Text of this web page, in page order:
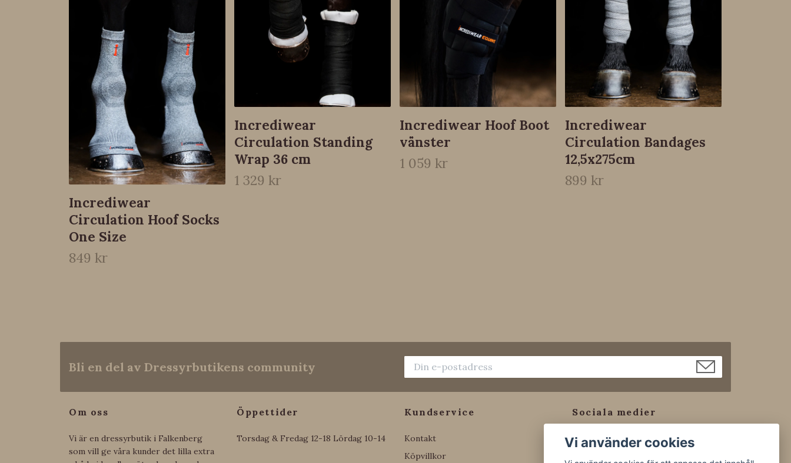
Incrediwear
Circulation Hoof Socks
One Size
849 kr
Incrediwear
Circulation Standing
Wrap 36 cm
1 329 kr
Incrediwear Hoof Boot
vänster
1 059 kr
Incrediwear
Circulation Bandages
12,5x275cm
899 kr
Bli en del av Dressyrbutikens community
Om oss
Vi är en dressyrbutik i Falkenberg
som vill ge våra kunder det lilla extra
Öppettider
Torsdag & Fredag 12-18 Lördag 10-14
Kundservice
Kontakt
Köpvillkor
Sociala medier
Facebook
Vi använder cookies